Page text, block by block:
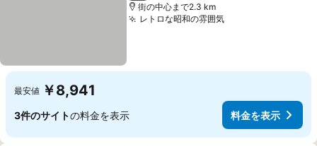
街の中心まで2.3 km
レトロな昭和の雰囲気料金を表示
最安値 ￥8,941
3件のサイトの料金を表示 料金を表示